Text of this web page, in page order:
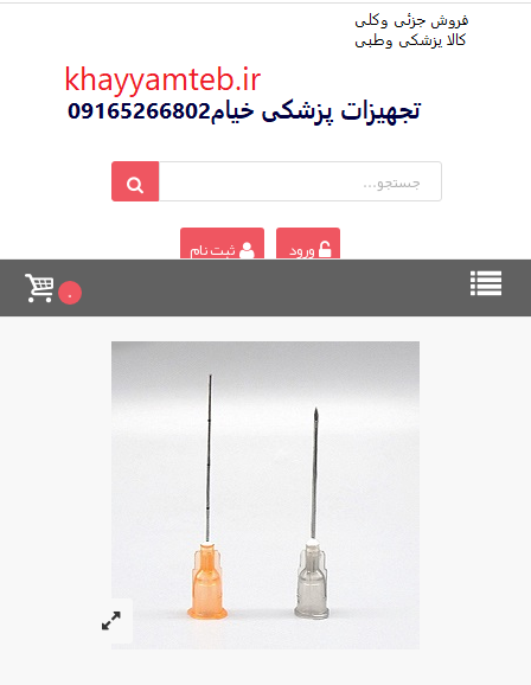
ورود ثبت نام
0